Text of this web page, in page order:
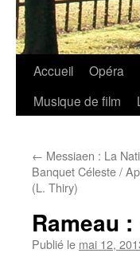
Accueil Opéra
Musique de film
← Messiaen : La
Banquet Céleste /
(L. Thiry)
Rameau
Publié le mai 12,